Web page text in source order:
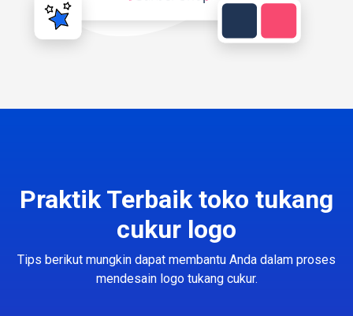
Praktik Terbaik toko tukang
cukur logo
Tips berikut mungkin dapat membantu Anda dalam proses
mendesain logo tukang cukur.